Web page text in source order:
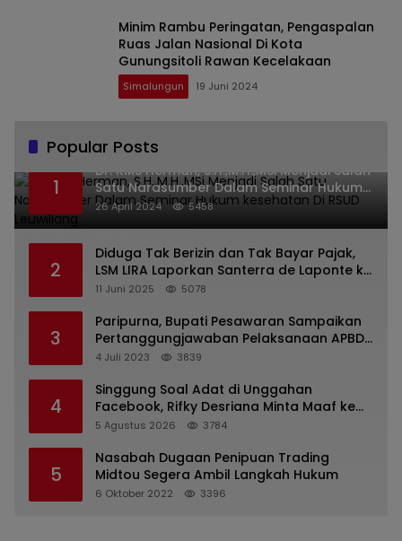
Minim Rambu Peringatan, Pengaspalan
Ruas Jalan Nasional Di Kota
Gunungsitoli Rawan Kecelakaan
Simalungun 19 Juni 2024
Popular Posts
1
Dr. KMS Herman, S.H.,M.H.,MSi Menjadi Salah
Satu Narasumber Dalam Seminar Hukum
kesehatan Di RSUD Leuwiliang
26 April 2024 5458
2
Diduga Tak Berizin dan Tak Bayar Pajak,
LSM LIRA Laporkan Santerra de Laponte ke
Kejaksaan Kota Batu
11 Juni 2025 5078
3
Paripurna, Bupati Pesawaran Sampaikan
Pertanggungjawaban Pelaksanaan APBD
2022
4 Juli 2023 3839
4
Singgung Soal Adat di Unggahan
Facebook, Rifky Desriana Minta Maaf ke
PDA dan Bupati Kubar
5 Agustus 2026 3784
5
Nasabah Dugaan Penipuan Trading
Midtou Segera Ambil Langkah Hukum
6 Oktober 2022 3396